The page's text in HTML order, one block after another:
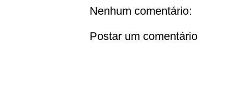
Nenhum comentário:
Postar um comentário